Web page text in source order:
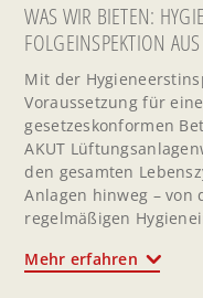
WAS WIR BIETEN:
FOLGEINSPEKTION
Mit der
Voraussetzung für
gesetzeskonformen
AKUT
den gesamten
Anlagen hinweg –
regelmäßigen
Mehr erfahren